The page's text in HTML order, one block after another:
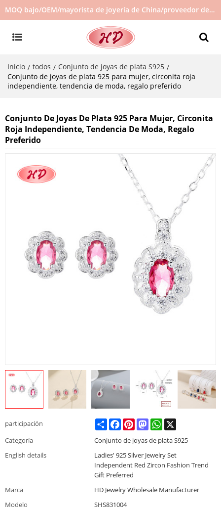
MOQ bajo/OEM/mayorista de joyería de China/proveedor de joyas/joyería de gran venta en stock/no hay joyas de segunda mano
Inicio / todos / Conjunto de joyas de plata S925 /
Conjunto de joyas de plata 925 para mujer, circonita roja
independiente, tendencia de moda, regalo preferido
Conjunto De Joyas De Plata 925 Para Mujer, Circonita
Roja Independiente, Tendencia De Moda, Regalo
Preferido
participación ShareFacebookPinterestMastodonWhatsApp
Categoría
Conjunto de joyas de plata S925
English details
Ladies' 925 Silver Jewelry Set
Independent Red Zircon Fashion Trend
Gift Preferred
Marca
HD Jewelry Wholesale Manufacturer
Modelo
SHS831004